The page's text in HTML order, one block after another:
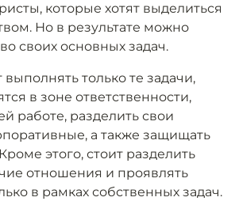
которые хотят выделиться
Но в результате можно
своих основных задач.
выполнять только те задачи,
в зоне ответственности,
работе, разделить свои
а также защищать
этого, стоит разделить
отношения и проявлять
в рамках собственных задач.